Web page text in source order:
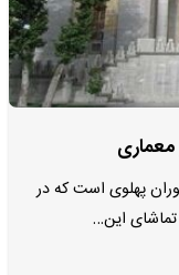
معماری
پهلوی است که در
این…